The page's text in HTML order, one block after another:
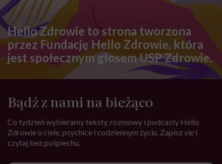
Hello Zdrowie to strona tworzona
przez Fundację Hello Zdrowie, która
jest społecznym głosem USP Zdrowie.
Bądź z nami na bieżąco
Co tydzień wybieramy teksty, rozmowy i podcasty Hello
Zdrowie o ciele, psychice i codziennym życiu. Zapisz się i
czytaj bez pośpiechu.